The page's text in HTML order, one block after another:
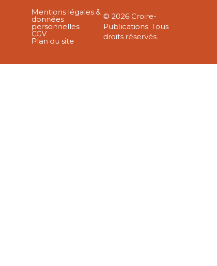
Mentions légales &
données
personnelles
CGV
Plan du site
© 2026 Croire-
Publications. Tous
droits réservés.